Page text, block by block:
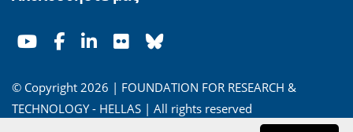
© Copyright 2026 | FOUNDATION FOR RESEARCH &
TECHNOLOGY - HELLAS | All rights reserved